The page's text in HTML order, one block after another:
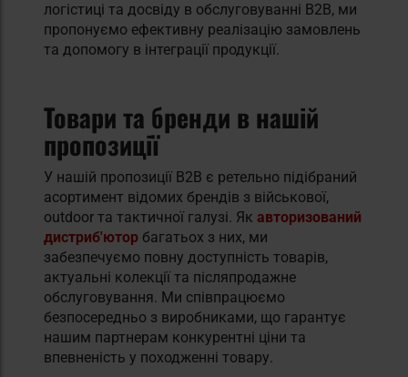
логістиці та досвіду в обслуговуванні B2B, ми
пропонуємо ефективну реалізацію замовлень
та допомогу в інтеграції продукції.
Товари та бренди в нашій
пропозиції
У нашій пропозиції B2B є ретельно підібраний
асортимент відомих брендів з військової,
outdoor та тактичної галузі. Як авторизований
дистриб'ютор багатьох з них, ми
забезпечуємо повну доступність товарів,
актуальні колекції та післяпродажне
обслуговування. Ми співпрацюємо
безпосередньо з виробниками, що гарантує
нашим партнерам конкурентні ціни та
впевненість у походженні товару.